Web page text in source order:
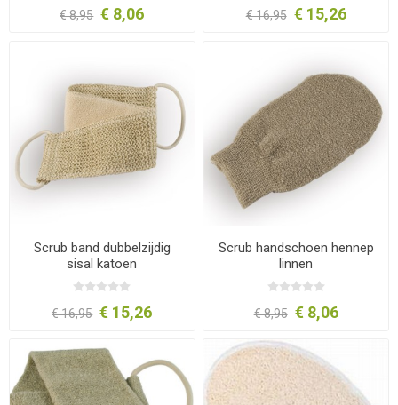
€ 8,95 € 8,06 € 16,95 € 15,26
Scrub band dubbelzijdig
sisal katoen
€ 16,95 € 15,26
Scrub handschoen hennep
linnen
€ 8,95 € 8,06